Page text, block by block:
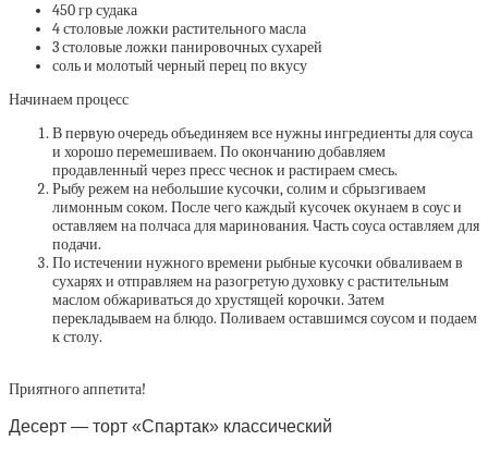
450 гр судака
4 столовые ложки растительного масла
3 столовые ложки панировочных сухарей
соль и молотый черный перец по вкусу
Начинаем процесс
В первую очередь объединяем все нужны ингредиенты для соуса
и хорошо перемешиваем. По окончанию добавляем
продавленный через пресс чеснок и растираем смесь.
Рыбу режем на небольшие кусочки, солим и сбрызгиваем
лимонным соком. После чего каждый кусочек окунаем в соус и
оставляем на полчаса для маринования. Часть соуса оставляем для
подачи.
По истечении нужного времени рыбные кусочки обваливаем в
сухарях и отправляем на разогретую духовку с растительным
маслом обжариваться до хрустящей корочки. Затем
перекладываем на блюдо. Поливаем оставшимся соусом и подаем
к столу.
Приятного аппетита!
Десерт — торт «Спартак» классический